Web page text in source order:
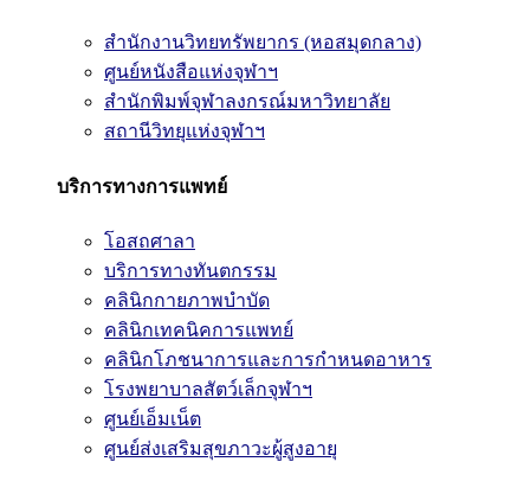
สำนักงานวิทยทรัพยากร (หอสมุดกลาง)
ศูนย์หนังสือแห่งจุฬาฯ
สำนักพิมพ์จุฬาลงกรณ์มหาวิทยาลัย
สถานีวิทยุแห่งจุฬาฯ
บริการทางการแพทย์
โอสถศาลา
บริการทางทันตกรรม
คลินิกกายภาพบำบัด
คลินิกเทคนิคการแพทย์
คลินิกโภชนาการและการกำหนดอาหาร
โรงพยาบาลสัตว์เล็กจุฬาฯ
ศูนย์เอ็มเน็ต
ศูนย์ส่งเสริมสุขภาวะผู้สูงอายุ